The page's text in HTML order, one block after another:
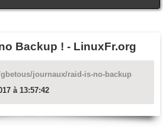
Backup ! - LinuxFr.org
journaux/raid-is-no-backup
à 13:57:42